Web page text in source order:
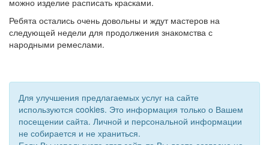
Ребята остались очень довольны и ждут мастеров на
следующей недели для продолжения знакомства с
народными ремеслами.
Для улучшения предлагаемых услуг на сайте
используются cookies. Это информация только о Вашем
посещении сайта. Личной и персональной информации
не собирается и не храниться.